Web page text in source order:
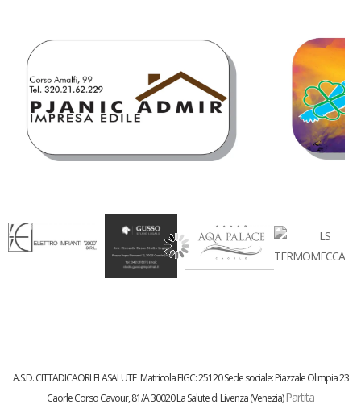
A.S.D. CITTADICAORLELASALUTE Matricola FIGC:25120Sede sociale: Piazzale Olimpia 23
CaorleCorso Cavour, 81/A 30020 La Salute di Livenza (Venezia)Partita